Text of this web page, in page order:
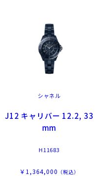
シャネル
J12 キャリバー 12.2, 33
mm
H11683
￥1,364,000 （税込）